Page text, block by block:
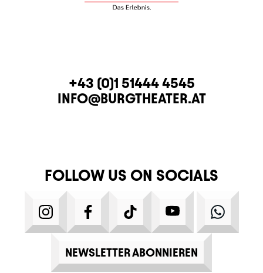
CONTACTTELEPHONE
+43 (0)1 51444 4545
E-MAIL
INFO@BURGTHEATER.AT
FOLLOW US ON SOCIALS
INSTAGRAMFACEBOOKTIKTOK YOUTUBE
NEWSLETTER ABONNIEREN